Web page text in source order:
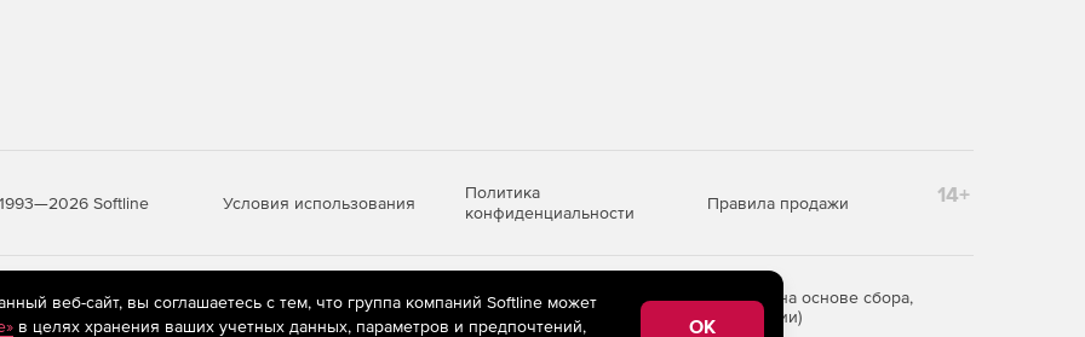
Softline Условия использования
Политика
конфиденциальности
Правила продажи 14+
рекомендательные технологии(информационные технологии предоставления информации на основе сбора,
пользователей сети «Интернет», находящихся на территории Российской Федерации)
веб-сайт, вы соглашаетесь с тем, что группа компаний Softline может
в целях хранения ваших учетных данных, параметров и предпочтений, OK